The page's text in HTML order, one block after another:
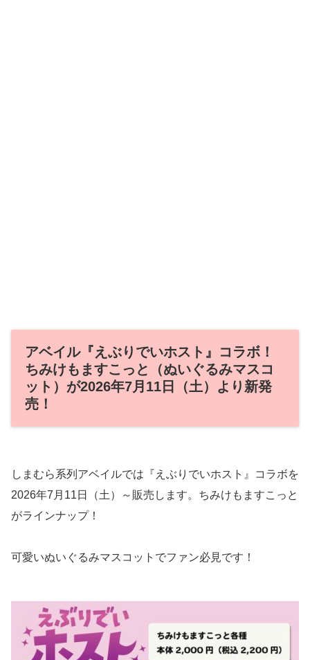
アベイル『えぶりでいホスト』コラボ！
ちみけもますこっと（ぬいぐるみマスコ
ット）が2026年7月11日（土）より新発
売！
しまむら系列アベイルでは『えぶりでいホスト』コラボを
2026年7月11日（土）～販売します。ちみけもますこっと
がラインナップ！
可愛いぬいぐるみマスコットでファン必見です！